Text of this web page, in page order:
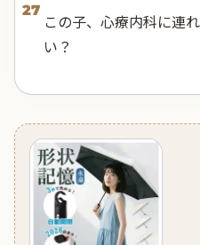
27
この子、心療内科に連
い？